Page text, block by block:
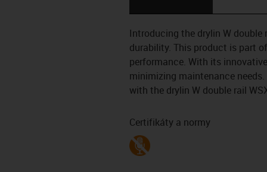
Introducing the drylin W
durability. This product is part
performance. With its
minimizing maintenance
with the drylin W double rail
Certifikáty a normy